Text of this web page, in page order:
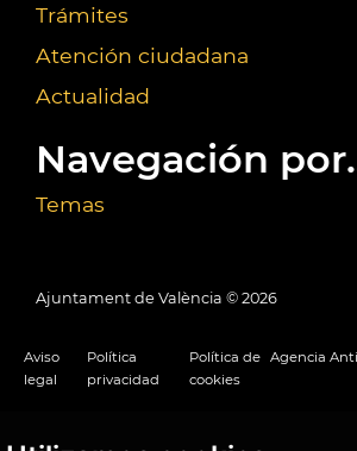
Trámites
Atención ciudadana
Actualidad
Navegación
Temas
Ajuntament de València © 2026
Aviso
legal
Política
privacidad
Política de
cookies
Agencia